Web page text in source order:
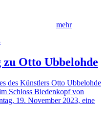
mehr
zu Otto Ubbelohde
des Künstlers Otto Ubbelohde
Schloss Biedenkopf von
19. November 2023, eine